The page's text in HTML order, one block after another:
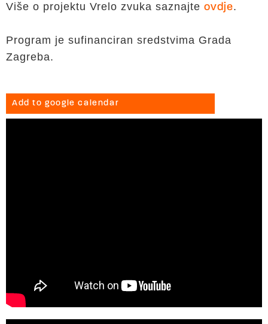
Više o projektu Vrelo zvuka saznajte ovdje.
Program je sufinanciran sredstvima Grada
Zagreba.
Add to google calendar